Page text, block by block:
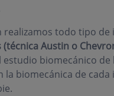
realizamos todo tipo
(técnica Austin o
estudio biomecánico de
la biomecánica de